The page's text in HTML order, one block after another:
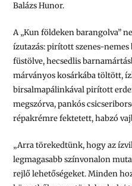
Balázs Hunor.
A„Kun földeken barangolva”
ízutazás: pirított szenes-
füstölve, hecsedlis
márványos kosárkába töltött,
birsalmapálinkával pirított
megszórva, pankós
répakrémre fektetett, habzó
„Arra törekedtünk, hogy az
legmagasabb színvonalon
rejlő lehetőségeket. Minden